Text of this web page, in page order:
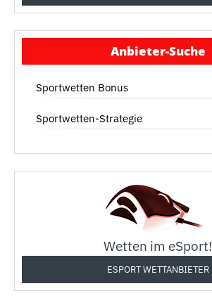
Anbieter-Suche
Sportwetten Bonus
Sportwetten-Strategie
Wetten im eSport!
ESPORT WETTANBIETER